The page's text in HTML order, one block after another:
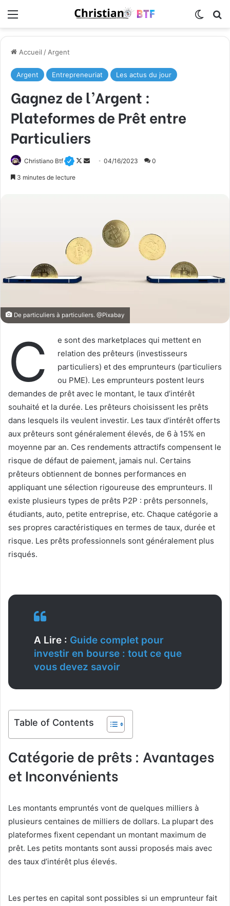
Menu
Accueil / Argent
Argent Entrepreneuriat Les actus du jour
Gagnez de l’Argent :
Plateformes de Prêt entre
Particuliers
Christiano Btf
Follow
Envoyer04/16/2023 0
3 minutes de lecture
De particuliers à particuliers. @Pixabay
C
e sont des marketplaces qui mettent en
relation des prêteurs (investisseurs
particuliers) et des emprunteurs (particuliers
ou PME). Les emprunteurs postent leurs
demandes de prêt avec le montant, le taux d’intérêt
souhaité et la durée. Les prêteurs choisissent les prêts
dans lesquels ils veulent investir. Les taux d’intérêt offerts
aux prêteurs sont généralement élevés, de 6 à 15% en
moyenne par an. Ces rendements attractifs compensent le
risque de défaut de paiement, jamais nul. Certains
prêteurs obtiennent de bonnes performances en
appliquant une sélection rigoureuse des emprunteurs. Il
existe plusieurs types de prêts P2P : prêts personnels,
étudiants, auto, petite entreprise, etc. Chaque catégorie a
ses propres caractéristiques en termes de taux, durée et
risque. Les prêts professionnels sont généralement plus
risqués.
A Lire : Guide complet pour
investir en bourse : tout ce que
vous devez savoir
Table of Contents
Catégorie de prêts : Avantages
et Inconvénients
Les montants empruntés vont de quelques milliers à
plusieurs centaines de milliers de dollars. La plupart des
plateformes fixent cependant un montant maximum de
prêt. Les petits montants sont aussi proposés mais avec
des taux d’intérêt plus élevés.
Les pertes en capital sont possibles si un emprunteur fait